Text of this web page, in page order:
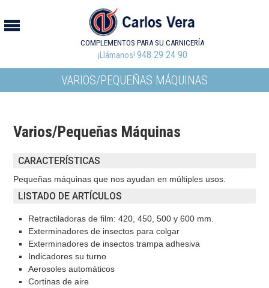
COMPLEMENTOS PARA SU CARNICERÍA
¡Llámanos! 948 29 24 90
VARIOS/PEQUEÑAS MÁQUINAS
Varios/Pequeñas Máquinas
CARACTERÍSTICAS
Pequeñas máquinas que nos ayudan en múltiples usos.
LISTADO DE ARTÍCULOS
Retractiladoras de film: 420, 450, 500 y 600 mm.
Exterminadores de insectos para colgar
Exterminadores de insectos trampa adhesiva
Indicadores su turno
Aerosoles automáticos
Cortinas de aire